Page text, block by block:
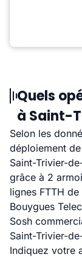
Quels
à Saint-
Selon les
déploiement
Saint-Trivier-
grâce à 2
lignes FTTH
Bouygues
Sosh
Saint-Trivier-
Indiquez votre